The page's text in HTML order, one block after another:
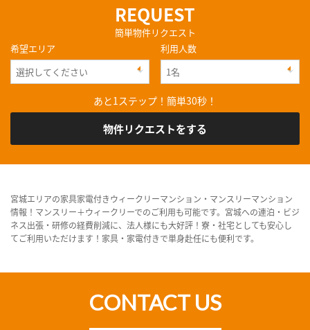
REQUEST
簡単物件リクエスト
希望エリア
利用人数
あと1ステップ！簡単30秒！
物件リクエストをする
宮城エリアの家具家電付きウィークリーマンション・マンスリーマンション
情報！マンスリー＋ウィークリーでのご利用も可能です。宮城への連泊・ビジ
ネス出張・研修の経費削減に、法人様にも大好評！寮・社宅としても安心し
てご利用いただけます！家具・家電付きで単身赴任にも便利です。
CONTACT US